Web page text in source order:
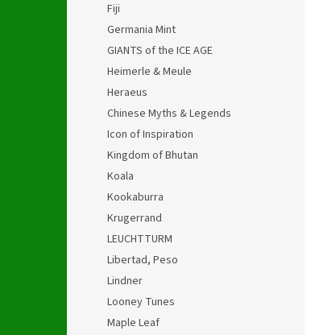
Fiji
Germania Mint
GIANTS of the ICE AGE
Heimerle & Meule
Heraeus
Chinese Myths & Legends
Icon of Inspiration
Kingdom of Bhutan
Koala
Kookaburra
Krugerrand
LEUCHTTURM
Libertad, Peso
Lindner
Looney Tunes
Maple Leaf